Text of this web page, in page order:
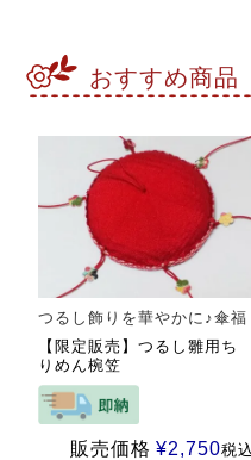
おすすめ商品
つるし飾りを華やかに♪傘福
【限定販売】つるし雛用ち
りめん椀笠
販売価格 ¥2,750税込